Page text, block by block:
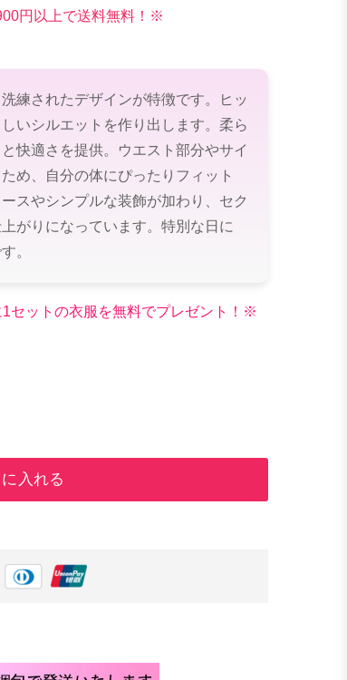
円以上で送料無料！※
練されたデザインが特徴です。ヒッ
いシルエットを作り出します。柔ら
快適さを提供。ウエスト部分やサイ
め、自分の体にぴったりフィット
スやシンプルな装飾が加わり、セク
がりになっています。特別な日に
。
セットの衣服を無料でプレゼント！※
入れる